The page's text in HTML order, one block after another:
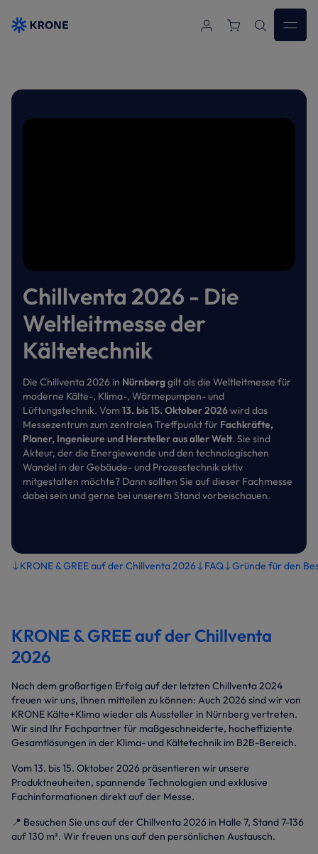
Zum Hauptinhalt springen
Chillventa 2026 - Die
Weltleitmesse der
Kältetechnik
Die Chillventa 2026 in Nürnberggilt als die Weltleitmesse für
moderne Kälte-, Klima-, Wärmepumpen- und
Lüftungstechnik. Vom 13. bis 15. Oktober 2026wird das
Messezentrum zum zentralen Treffpunkt für Fachkräfte,
Planer, Ingenieure und Hersteller aus aller Welt. Sie sind
Akteur, der die Energiewende und den technologischen
Wandel in der Gebäude- und Prozesstechnik aktiv
mitgestalten möchte? Dann sollten Sie auf dieser Fachmesse
dabei sein und gerne bei unserem Stand vorbeischauen.
KRONE & GREE auf der Chillventa 2026 FAQ Gründe für den
KRONE & GREE auf der Chillventa
2026
Nach dem großartigen Erfolg auf der letzten Chillventa 2024
freuen wir uns, Ihnen mitteilen zu können: Auch 2026 sind wir von
KRONE Kälte+Klima wieder als Aussteller in Nürnberg vertreten.
Wir sind Ihr Fachpartner für maßgeschneiderte, hocheffiziente
Gesamtlösungen in der Klima- und Kältetechnik im B2B-Bereich.
Vom 13. bis 15. Oktober 2026 präsentieren wir unsere
Produktneuheiten, spannende Technologien und exklusive
Fachinformationen direkt auf der Messe.
📍 Besuchen Sie uns auf der Chillventa 2026 in Halle 7, Stand 7-136
auf 130 m². Wir freuen uns auf den persönlichen Austausch.